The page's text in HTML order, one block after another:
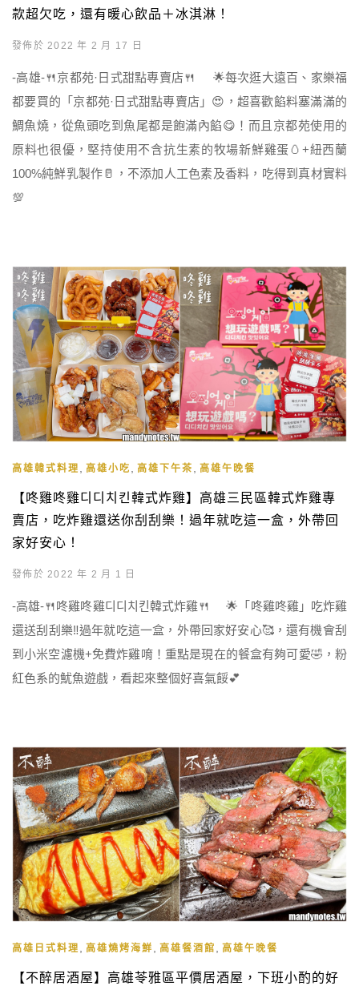
款超欠吃，還有暖心飲品＋冰淇淋！
發佈於 2022 年 2 月 17 日
-高雄-🍴京都苑·日式甜點專賣店🍴 🌟每次逛大遠百、家樂福
都要買的「京都苑·日式甜點專賣店」😍，超喜歡餡料塞滿滿的
鯛魚燒，從魚頭吃到魚尾都是飽滿內餡😋！而且京都苑使用的
原料也很優，堅持使用不含抗生素的牧場新鮮雞蛋🥚+紐西蘭
100%純鮮乳製作🥛，不添加人工色素及香料，吃得到真材實料
💯
高雄韓式料理 高雄小吃 高雄下午茶 高雄午晚餐
【咚雞咚雞디디치킨韓式炸雞】高雄三民區韓式炸雞專
賣店，吃炸雞還送你刮刮樂！過年就吃這一盒，外帶回
家好安心！
發佈於 2022 年 2 月 1 日
-高雄-🍴咚雞咚雞디디치킨韓式炸雞🍴 🌟「咚雞咚雞」吃炸雞
還送刮刮樂‼️過年就吃這一盒，外帶回家好安心🥰，還有機會刮
到小米空濾機+免費炸雞唷！重點是現在的餐盒有夠可愛🤣，粉
紅色系的魷魚遊戲，看起來整個好喜氣餒💕
高雄日式料理 高雄燒烤海鮮 高雄餐酒館 高雄午晚餐
【不醉居酒屋】高雄苓雅區平價居酒屋，下班小酌的好